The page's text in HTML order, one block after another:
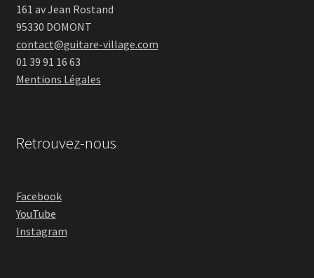
161 av Jean Rostand
95330 DOMONT
contact@guitare-village.com
01 39 91 16 63
Mentions Légales
Retrouvez-nous
Facebook
YouTube
Instagram